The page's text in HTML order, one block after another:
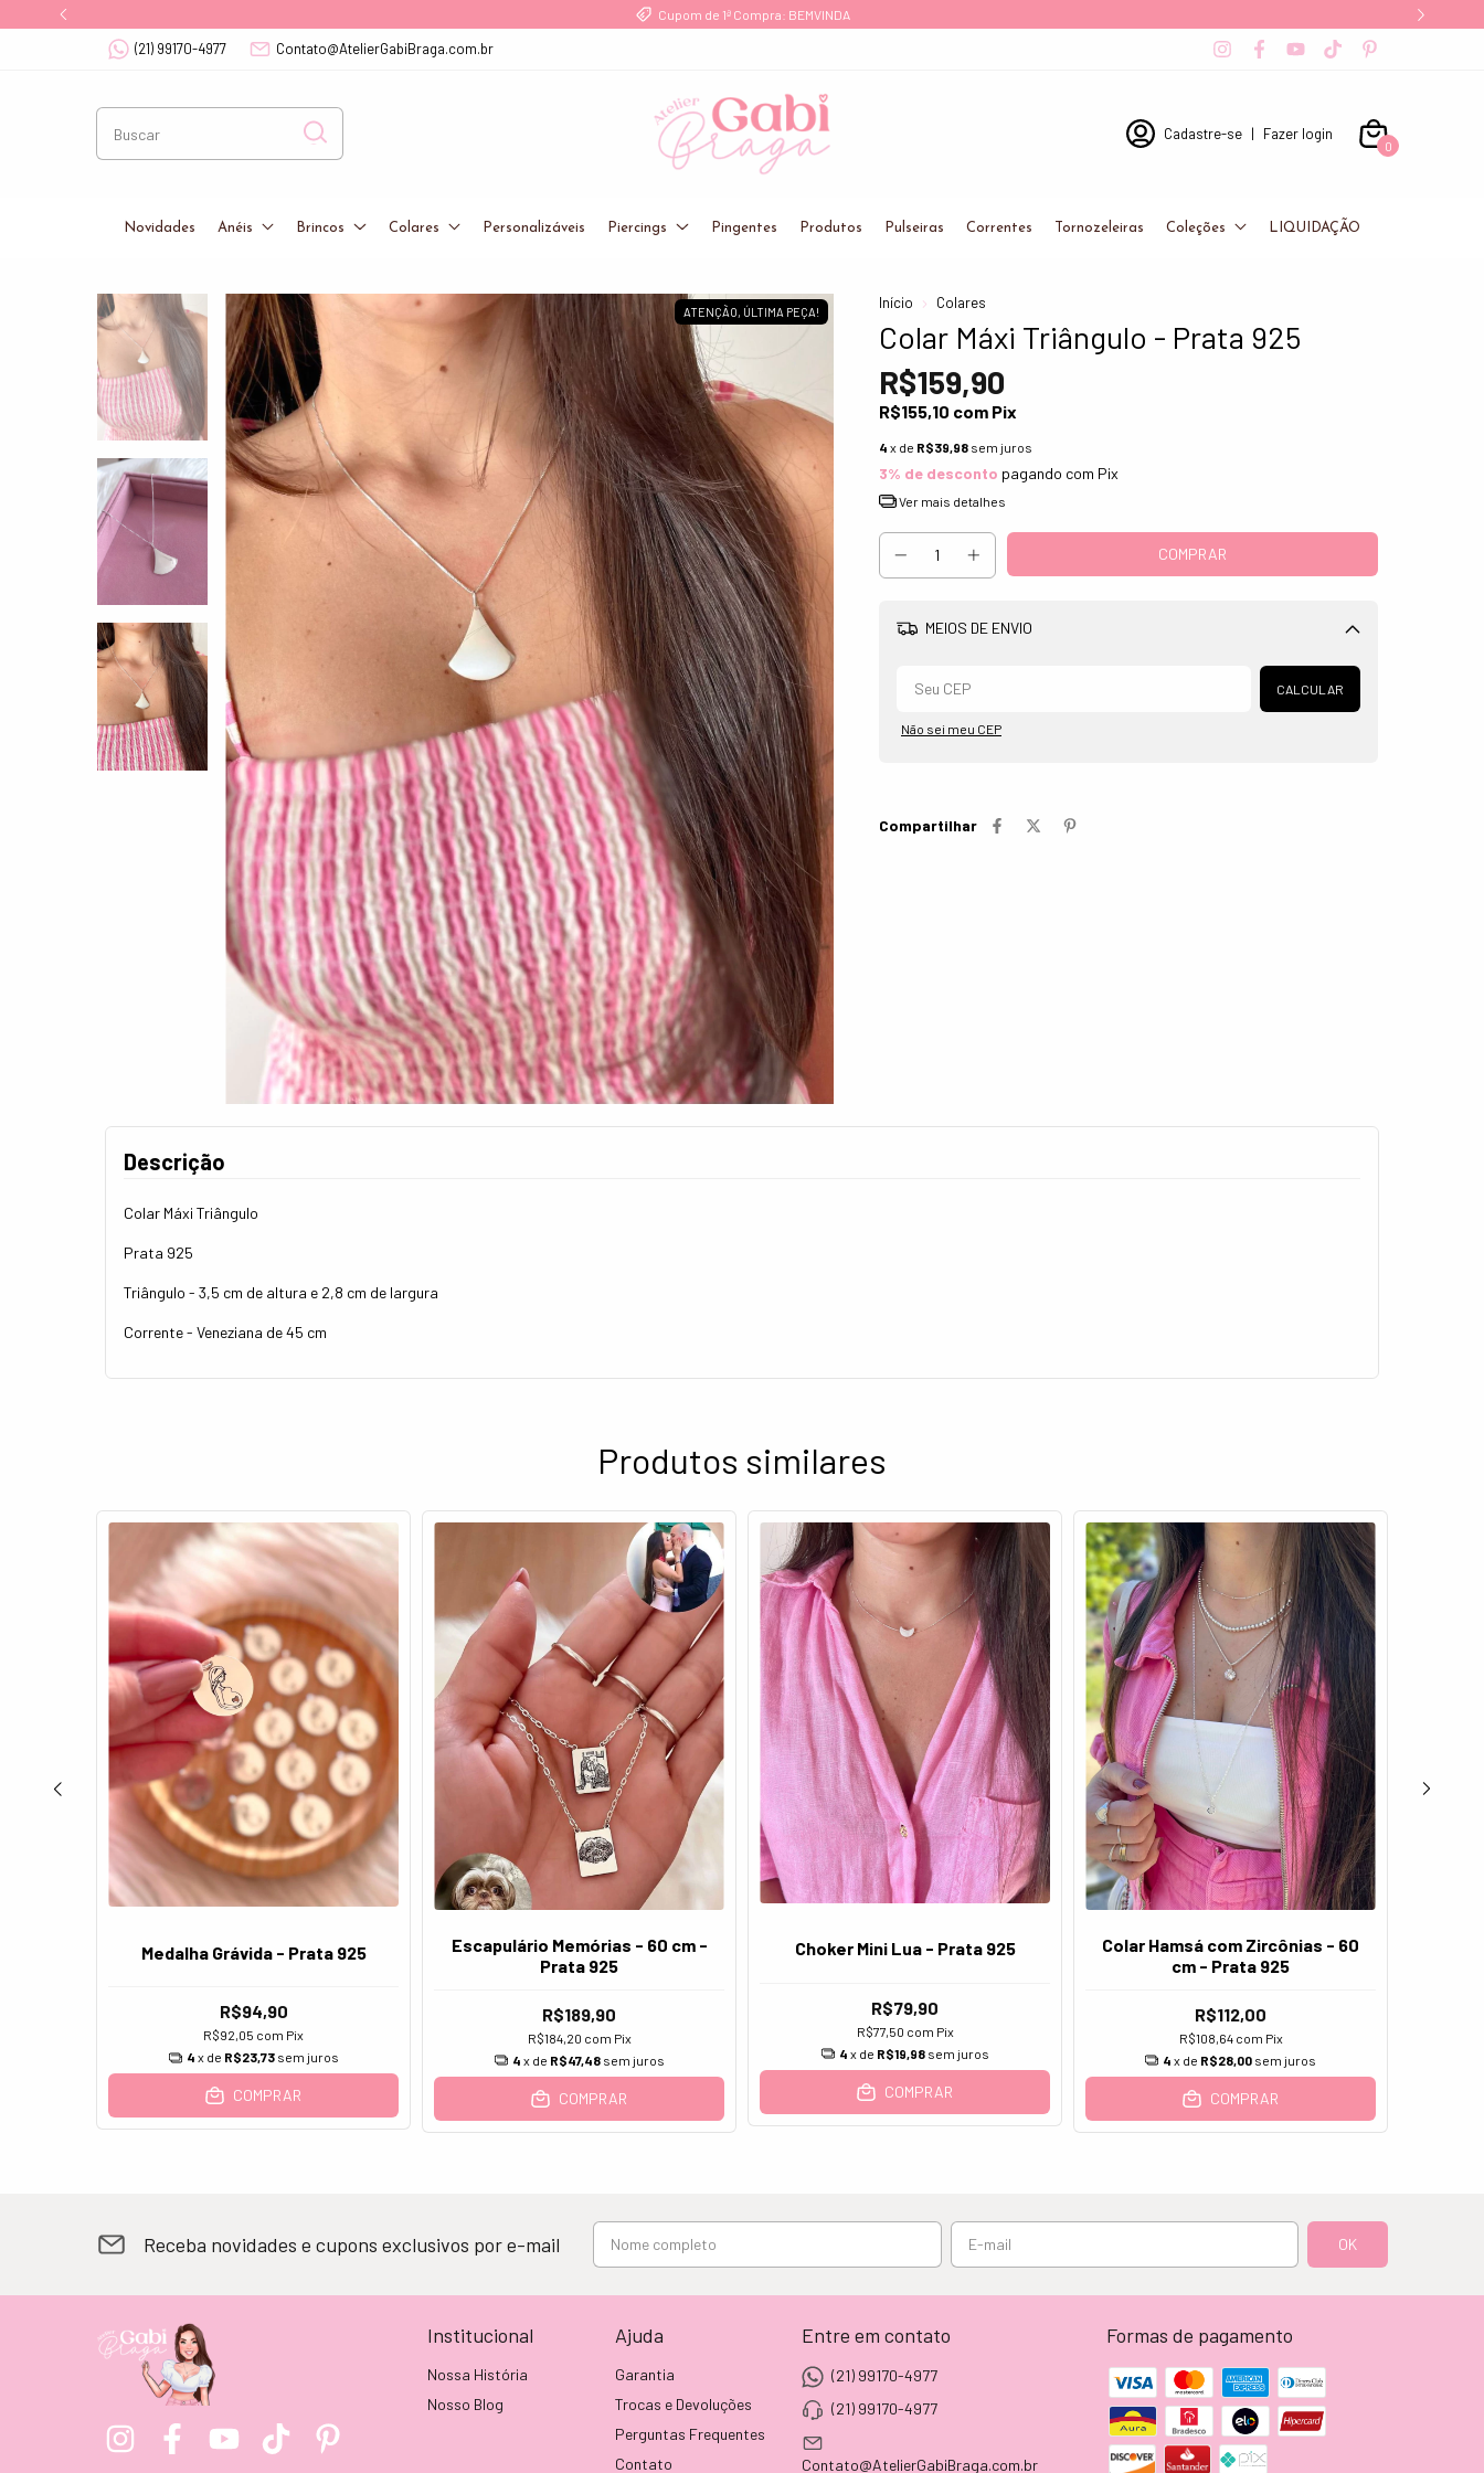
Cupom de 1ª Compra: BEMVINDA
(21) 99170-4977 Contato@AtelierGabiBraga.com.br
Cadastre-se | Fazer login
0
Novidades Anéis Brincos Colares Personalizáveis Piercings Pingentes Produtos Pulseiras Correntes Tornozeleiras Coleções LIQUIDAÇÃO
ATENÇÃO, ÚLTIMA PEÇA!
Início Colares
Colar Máxi Triângulo - Prata 925
R$159,90
R$155,10 com Pix
4 x de R$39,98 sem juros
3% de desconto pagando com Pix
Ver mais detalhes
MEIOS DE ENVIO
Alterar CEP
CALCULAR
Não sei meu CEP
Compartilhar
Descrição
Colar Máxi Triângulo
Prata 925
Triângulo - 3,5 cm de altura e 2,8 cm de largura
Corrente - Veneziana de 45 cm
Produtos similares
Medalha Grávida - Prata 925
R$94,90
R$92,05 com Pix
4 x de R$23,73 sem juros
COMPRAR
Escapulário Memórias - 60 cm -
Prata 925
R$189,90
R$184,20 com Pix
4 x de R$47,48 sem juros
COMPRAR
Choker Mini Lua - Prata 925
R$79,90
R$77,50 com Pix
4 x de R$19,98 sem juros
COMPRAR
Colar Hamsá com Zircônias - 60
cm - Prata 925
R$112,00
R$108,64 com Pix
4 x de R$28,00 sem juros
COMPRAR
Receba novidades e cupons exclusivos por e-mail
Institucional
Nossa História
Nosso Blog
Ajuda
Garantia
Trocas e Devoluções
Perguntas Frequentes
Contato
Entre em contato
(21) 99170-4977
(21) 99170-4977
Contato@AtelierGabiBraga.com.br
Formas de pagamento